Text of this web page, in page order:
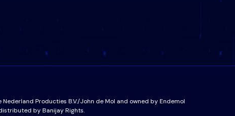
Producties B.V./John de Mol and owned by Endemol
by Banijay Rights.